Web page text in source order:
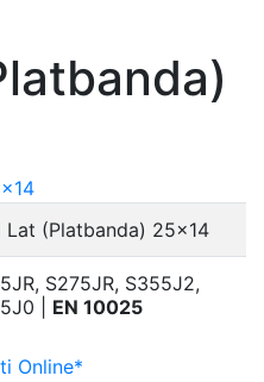
Lat (Platbanda) 25x14
S275JR, S355J2,
| EN 10025
Online*